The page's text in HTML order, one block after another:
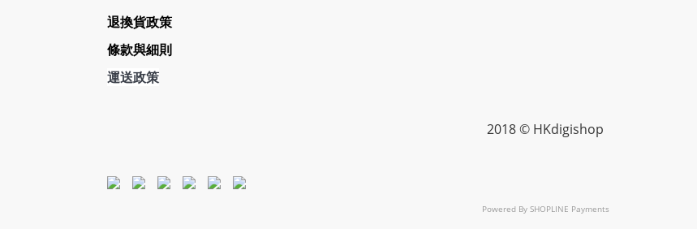
退換貨政策
條款與細則
運送政策
2018 © HKdigishop
Powered By SHOPLINE Payments